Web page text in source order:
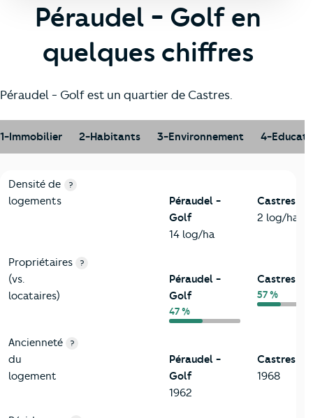
Péraudel - Golf en
quelques chiffres
Péraudel - Golf est un quartier de Castres.
1-Immobilier 2-Habitants 3-Environnement 4-
1-Immobilier
Critères Péraudel - Golf
Densité de
logements
?
Péraudel -
Golf
14 log/ha
Castres
2 log/ha
Propriétaires
(vs.
locataires)
?
Péraudel -
Golf
47 %
Castres
57 %
Ancienneté
du
logement
?
Péraudel -
Golf
1962
Castres
1968